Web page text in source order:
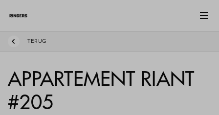
TERUG
APPARTEMENT RIANT
#205